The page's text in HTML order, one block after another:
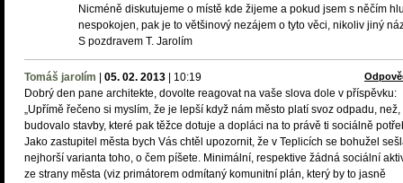
Nicméně diskutujeme o místě kde žijeme a pokud jsem s něčím
nespokojen, pak je to většinový nezájem o tyto věci, nikoliv jiný
S pozdravem T. Jarolím
Tomáš jarolím 05. 02. 2013 10:19
Dobrý den pane architekte, dovolte reagovat na vaše slova dole v příspěvku:
„Upřímě řečeno si myslím, že je lepší když nám město platí svoz odpadu, než,
budovalo stavby, které pak těžce dotuje a dopláci na to právě ti sociálně
Jako zastupitel města bych Vás chtěl upozornit, že v Teplicích se bohužel
nejhorší varianta toho, o čem píšete. Minimální, respektive žádná sociální
ze strany města (viz primátorem odmítaný komunitní plán, který by to jasně